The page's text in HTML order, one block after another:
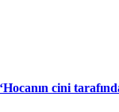
cini